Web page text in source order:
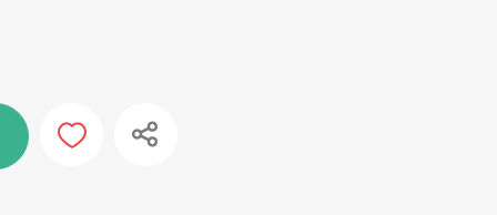
и уксус